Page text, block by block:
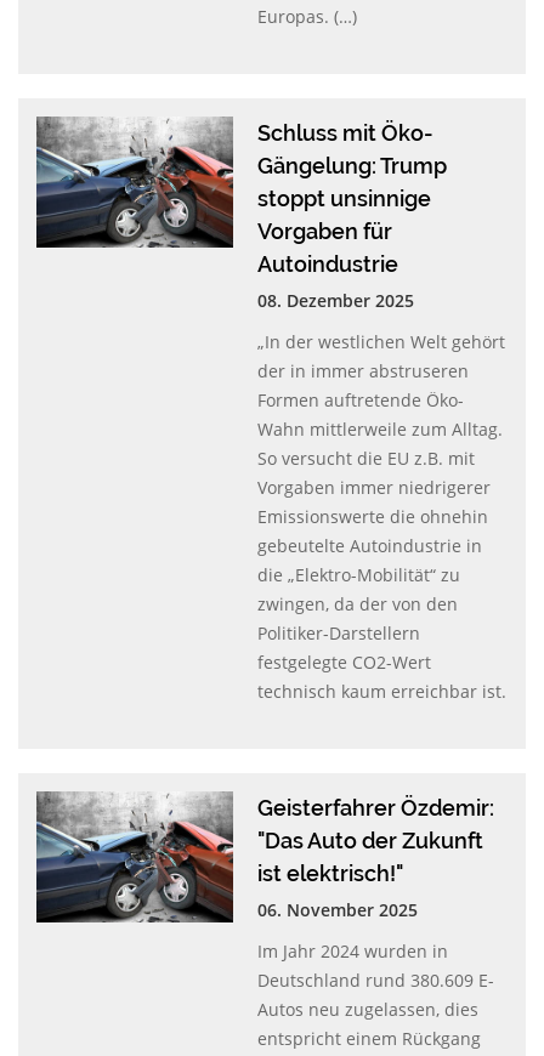
Europas. (…)
Schluss mit Öko-
Gängelung: Trump
stoppt unsinnige
Vorgaben für
Autoindustrie
08. Dezember 2025
„In der westlichen Welt gehört
der in immer abstruseren
Formen auftretende Öko-
Wahn mittlerweile zum Alltag.
So versucht die EU z.B. mit
Vorgaben immer niedrigerer
Emissionswerte die ohnehin
gebeutelte Autoindustrie in
die „Elektro-Mobilität“ zu
zwingen, da der von den
Politiker-Darstellern
festgelegte CO2-Wert
technisch kaum erreichbar ist.
Geisterfahrer Özdemir:
"Das Auto der Zukunft
ist elektrisch!"
06. November 2025
Im Jahr 2024 wurden in
Deutschland rund 380.609 E-
Autos neu zugelassen, dies
entspricht einem Rückgang